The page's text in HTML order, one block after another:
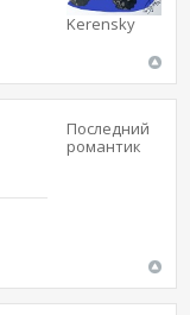
Kerensky
Последний
романтик